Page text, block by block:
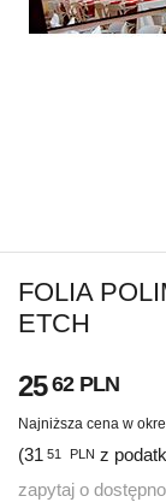
FOLIA
ETCH
2562 PLN
Najniższa cena w
(31 51 PLN z
zapytaj o